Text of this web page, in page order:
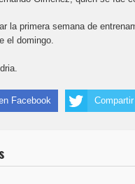
la primera semana de
el domingo.
Facebook